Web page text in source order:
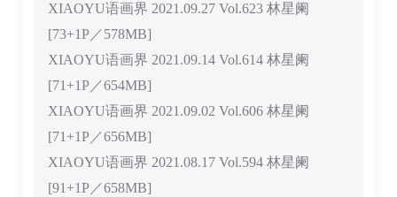
XIAOYU语画界 2021.09.27 Vol.623 林星阑
[73+1P／578MB]
XIAOYU语画界 2021.09.14 Vol.614 林星阑
[71+1P／654MB]
XIAOYU语画界 2021.09.02 Vol.606 林星阑
[71+1P／656MB]
XIAOYU语画界 2021.08.17 Vol.594 林星阑
[91+1P／658MB]